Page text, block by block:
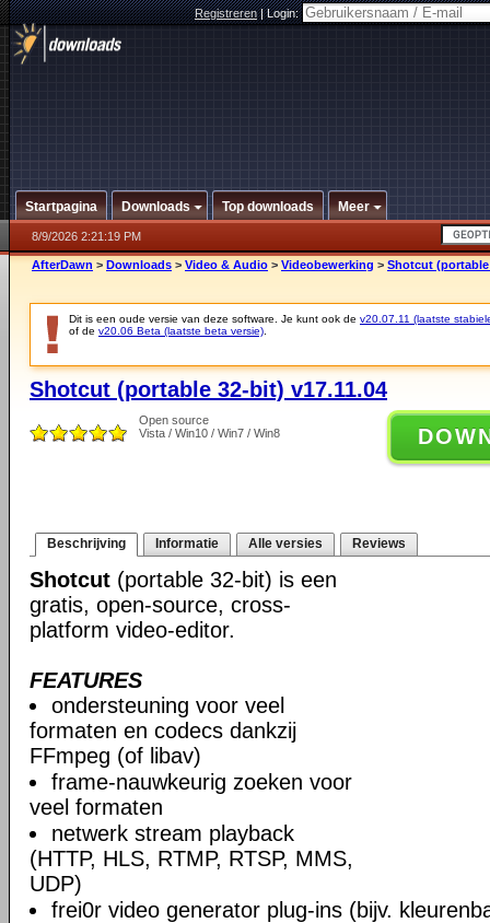
Registreren|Login:
Startpagina Downloads Top downloads Meer
8/9/2026 2:21:19 PM
AfterDawn > Downloads > Video & Audio > Videobewerking > Shotcut (portable
Dit is een oude versie van deze software. Je kunt ook de v20.07.11 (laatste
of de v20.06 Beta (laatste beta versie)
Shotcut (portable 32-bit) v17.11.04
Open source
Vista / Win10 / Win7 / Win8
Beschrijving Informatie Alle versies Reviews
Shotcut (portable 32-bit) is een
gratis, open-source, cross-
platform video-editor.
FEATURES
ondersteuning voor veel
formaten en codecs dankzij
FFmpeg (of libav)
frame-nauwkeurig zoeken voor
veel formaten
netwerk stream playback
(HTTP, HLS, RTMP, RTSP, MMS,
UDP)
frei0r video generator plug-ins (bijv.